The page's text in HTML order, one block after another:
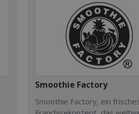
Smoothie Factory
Smoothie Factory, ein